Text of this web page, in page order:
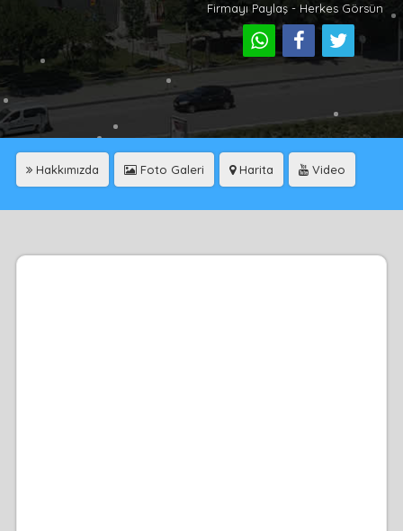
Firmayı Paylaş - Herkes Görsün
Hakkımızda Foto Galeri Harita Video